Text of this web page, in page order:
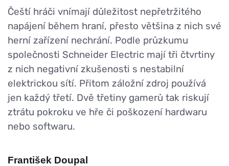
Čeští hráči vnímají důležitost nepřetržitého
napájení během hraní, přesto většina z nich své
herní zařízení nechrání. Podle průzkumu
společnosti Schneider Electric mají tři čtvrtiny
z nich negativní zkušenosti s nestabilní
elektrickou sítí. Přitom záložní zdroj používá
jen každý třetí. Dvě třetiny gamerů tak riskují
ztrátu pokroku ve hře či poškození hardwaru
nebo softwaru.
František Doupal